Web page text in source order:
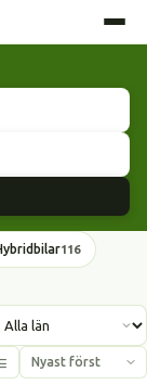
116